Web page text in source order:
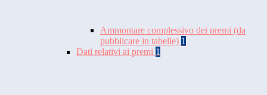
Ammontare complessivo dei premi (da
pubblicare in tabelle) 1
Dati relativi ai premi 1